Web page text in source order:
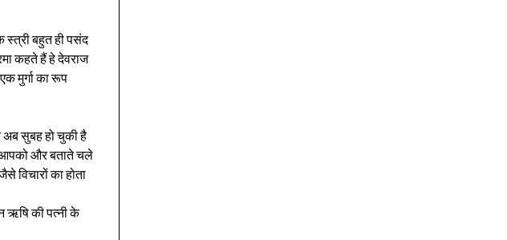
स्त्री बहुत ही पसंद
कहते हैं हे देवराज
मुर्गा का रूप
अब सुबह हो चुकी है
आपको और बताते चले
विचारों का होता
ऋषि की पत्नी के